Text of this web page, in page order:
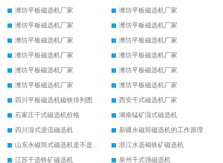
潍坊平板磁选机厂家
潍坊平板磁选机厂家
潍坊平板磁选机厂家
潍坊平板磁选机厂家
潍坊平板磁选机厂家
潍坊平板磁选机厂家
潍坊平板磁选机厂家
潍坊平板磁选机厂家
潍坊平板磁选机厂家
潍坊平板磁选机厂家
潍坊平板磁选机厂家
潍坊平板磁选机厂家
四川平板磁选机磁铁排列图
西安干式磁选机厂家
石家庄干式磁选机价格
湖南锰矿湿式磁选机
四川湿式逆流磁选机
新疆永磁筒磁选机的工作原理
山东永磁筒式磁选机是不是强磁
浙江水选褐铁矿磁选机
江苏干选铁矿磁选机
泉州干式强磁选机